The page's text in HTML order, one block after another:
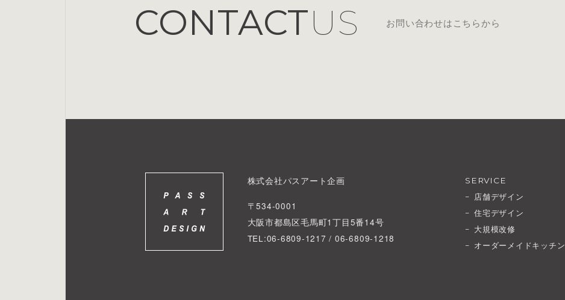
CONTACTUS お問い合わせはこちらから
株式会社パスアート企画
〒534-0001
大阪市都島区毛馬町1丁目5番14号
TEL:06-6809-1217 / 06-6809-1218
SERVICE
店舗デザイン
住宅デザイン
大規模改修
オーダーメイドキッチン